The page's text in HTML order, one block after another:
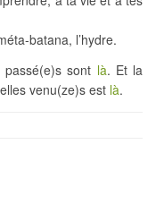
batana, l’hydre.
sont là. Et la
venu(ze)s est là.